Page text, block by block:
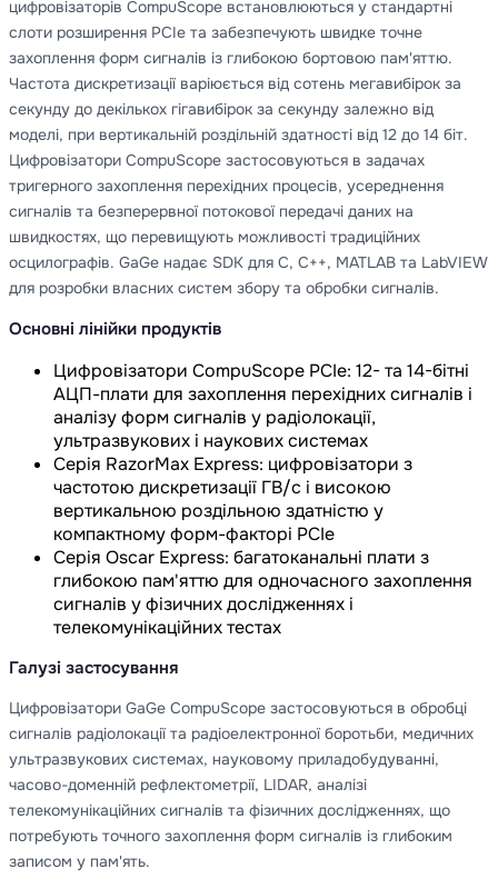
цифровізаторів CompuScope встановлюються у стандартні
слоти розширення PCIe та забезпечують швидке точне
захоплення форм сигналів із глибокою бортовою пам'яттю.
Частота дискретизації варіюється від сотень мегавибірок за
секунду до декількох гігавибірок за секунду залежно від
моделі, при вертикальній роздільній здатності від 12 до 14 біт.
Цифровізатори CompuScope застосовуються в задачах
тригерного захоплення перехідних процесів, усереднення
сигналів та безперервної потокової передачі даних на
швидкостях, що перевищують можливості традиційних
осцилографів. GaGe надає SDK для C, C++, MATLAB та LabVIEW
для розробки власних систем збору та обробки сигналів.
Основні лінійки продуктів
Цифровізатори CompuScope PCIe: 12- та 14-бітні
АЦП-плати для захоплення перехідних сигналів і
аналізу форм сигналів у радіолокації,
ультразвукових і наукових системах
Серія RazorMax Express: цифровізатори з
частотою дискретизації ГВ/с і високою
вертикальною роздільною здатністю у
компактному форм-факторі PCIe
Серія Oscar Express: багатоканальні плати з
глибокою пам'яттю для одночасного захоплення
сигналів у фізичних дослідженнях і
телекомунікаційних тестах
Галузі застосування
Цифровізатори GaGe CompuScope застосовуються в обробці
сигналів радіолокації та радіоелектронної боротьби, медичних
ультразвукових системах, науковому приладобудуванні,
часово-доменній рефлектометрії, LIDAR, аналізі
телекомунікаційних сигналів та фізичних дослідженнях, що
потребують точного захоплення форм сигналів із глибоким
записом у пам'ять.